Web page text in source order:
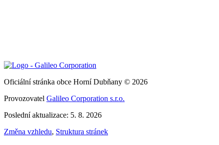
Oficiální stránka obce Horní Dubňany © 2026
Provozovatel Galileo Corporation s.r.o.
Poslední aktualizace: 5. 8. 2026
Změna vzhledu, Struktura stránek